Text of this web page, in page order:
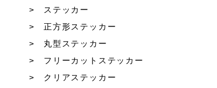
ステッカー
正方形ステッカー
丸型ステッカー
フリーカットステッカー
クリアステッカー